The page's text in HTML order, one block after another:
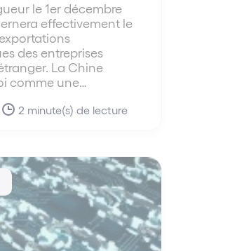
le 1er décembre
effectivement le
des entreprises
La Chine
comme une…
2 minute(s) de lecture